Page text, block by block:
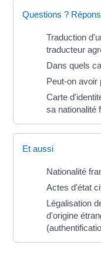
Questions ?
Traduction
traducteur
Dans quels
Peut-on avoir
Carte
sa nationalité
Et aussi
Nationalité
Actes d'état
Légalisation
d'origine